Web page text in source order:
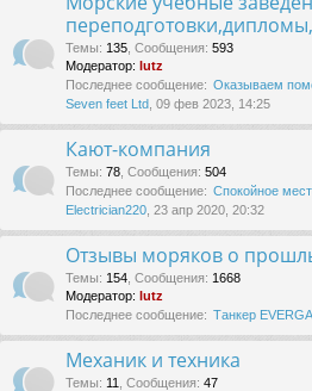
Темы: 135 Сообщения: 593
Модератор: lutz
Последнее сообщение: Оказываем
Seven feet Ltd , 09 фев 2023, 14:25
Кают-компания
Темы: 78 Сообщения: 504
Последнее сообщение: Спокойное
Electrician220 , 23 апр 2020, 20:32
Отзывы моряков о
Темы: 154 Сообщения: 1668
Модератор: lutz
Последнее сообщение: Танкер
Механик и техника
Темы: 11 Сообщения: 47